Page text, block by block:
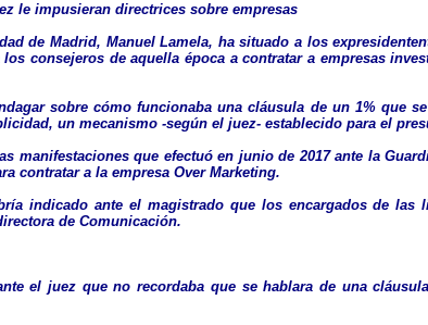
le impusieran directrices sobre empresas
de Madrid, Manuel Lamela, ha situado a los
consejeros de aquella época a contratar a empresas
sobre cómo funcionaba una cláusula de un 1%
un mecanismo -según el juez- establecido para el
manifestaciones que efectuó en junio de 2017 ante la
contratar a la empresa Over Marketing.
indicado ante el magistrado que los encargados de
de Comunicación.
el juez que no recordaba que se hablara de una